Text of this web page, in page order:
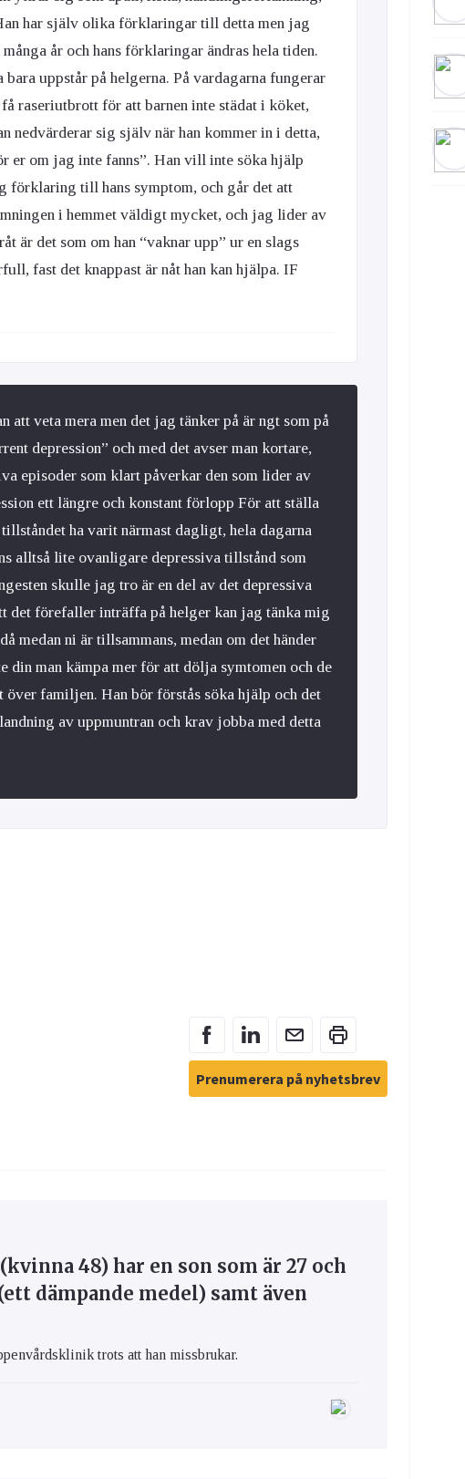
har själv olika förklaringar till detta men jag
år och hans förklaringar ändras hela tiden.
bara uppstår på helgerna. På vardagarna fungerar
få raseriutbrott för att barnen inte städat i köket,
nedvärderar sig själv när han kommer in i detta,
er om jag inte fanns”. Han vill inte söka hjälp
förklaring till hans symptom, och går det att
i hemmet väldigt mycket, och jag lider av
är det som om han “vaknar upp” ur en slags
fast det knappast är nåt han kan hjälpa. IF
att veta mera men det jag tänker på är ngt som på
depression” och med det avser man kortare,
episoder som klart påverkar den som lider av
ett längre och konstant förlopp För att ställa
ha varit närmast dagligt, hela dagarna
alltså lite ovanligare depressiva tillstånd som
skulle jag tro är en del av det depressiva
det förefaller inträffa på helger kan jag tänka mig
medan ni är tillsammans, medan om det händer
din man kämpa mer för att dölja symtomen och de
familjen. Han bör förstås söka hjälp och det
av uppmuntran och krav jobba med detta
Prenumerera på nyhetsbrev
48) har en son som är 27 och
dämpande medel) samt även
trots att han missbrukar.